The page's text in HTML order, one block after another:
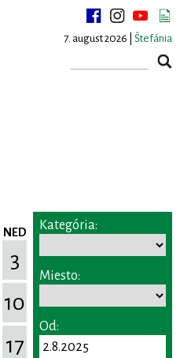
7. august 2026 | Štefánia
NED
3
10
17
Kategória:
Miesto:
Od: